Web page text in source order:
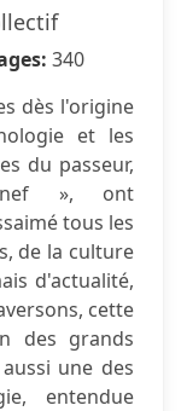
340
dès l'origine
et les
du passeur,
nef », ont
tous les
de la culture
d'actualité,
cette
des grands
une des
entendue